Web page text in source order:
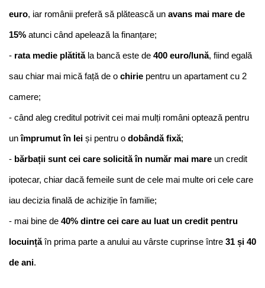
euro, iar românii preferă să plătească un avans mai mare de
15% atunci când apelează la finanțare;
- rata medie plătită la bancă este de 400 euro/lună, fiind egală
sau chiar mai mică față de o chirie pentru un apartament cu 2
camere;
- când aleg creditul potrivit cei mai mulți români optează pentru
un împrumut în lei și pentru o dobândă fixă;
- bărbații sunt cei care solicită în număr mai mare un credit
ipotecar, chiar dacă femeile sunt de cele mai multe ori cele care
iau decizia finală de achiziție în familie;
- mai bine de 40% dintre cei care au luat un credit pentru
locuință în prima parte a anului au vârste cuprinse între 31 și 40
de ani.